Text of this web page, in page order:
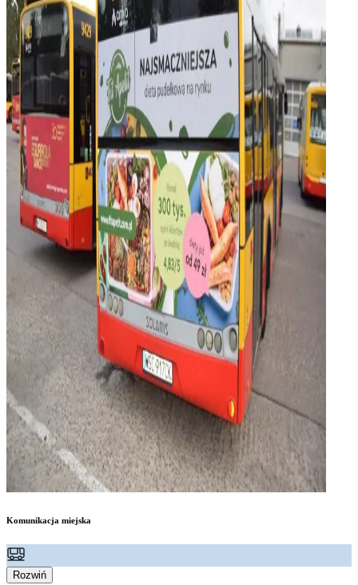
Komunikacja miejska
Rozwiń